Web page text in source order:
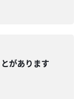
とがあります